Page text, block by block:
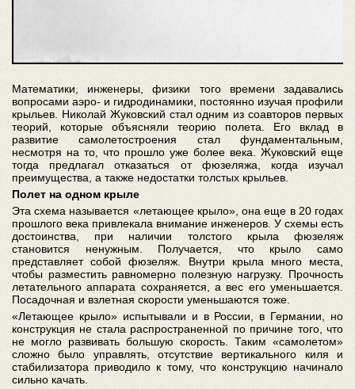
Математики, инженеры, физики того времени задавались
вопросами аэро- и гидродинамики, постоянно изучая профили
крыльев. Николай Жуковский стал одним из соавторов первых
теорий, которые объясняли теорию полета. Его вклад в
развитие самолетостроения стал фундаментальным,
несмотря на то, что прошло уже более века. Жуковский еще
тогда предлагал отказаться от фюзеляжа, когда изучал
преимущества, а также недостатки толстых крыльев.
Полет на одном крыле
Эта схема называется «летающее крыло», она еще в 20 годах
прошлого века привлекала внимание инженеров. У схемы есть
достоинства, при наличии толстого крыла фюзеляж
становится ненужным. Получается, что крыло само
представляет собой фюзеляж. Внутри крыла много места,
чтобы разместить равномерно полезную нагрузку. Прочность
летательного аппарата сохраняется, а вес его уменьшается.
Посадочная и взлетная скорости уменьшаются тоже.
«Летающее крыло» испытывали и в России, в Германии, но
конструкция не стала распространенной по причине того, что
не могло развивать большую скорость. Таким «самолетом»
сложно было управлять, отсутствие вертикального киля и
стабилизатора приводило к тому, что конструкцию начинало
сильно качать.